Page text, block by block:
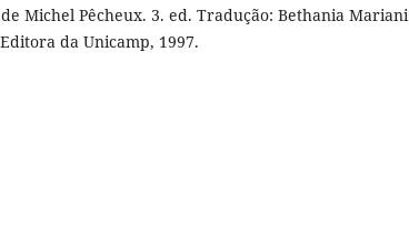
Michel Pêcheux. 3. ed. Tradução: Bethania Mariani
da Unicamp, 1997.